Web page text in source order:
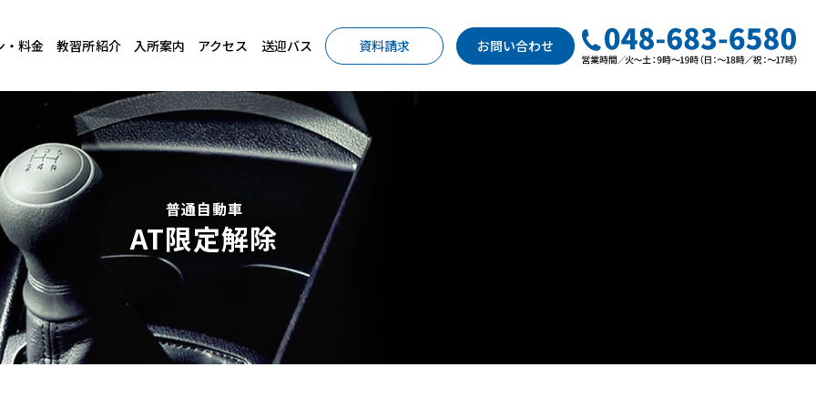
・料金 教習所紹介 入所案内 アクセス 送迎バス 資料請求 お問い合わせ
普通自動車
AT限定解除